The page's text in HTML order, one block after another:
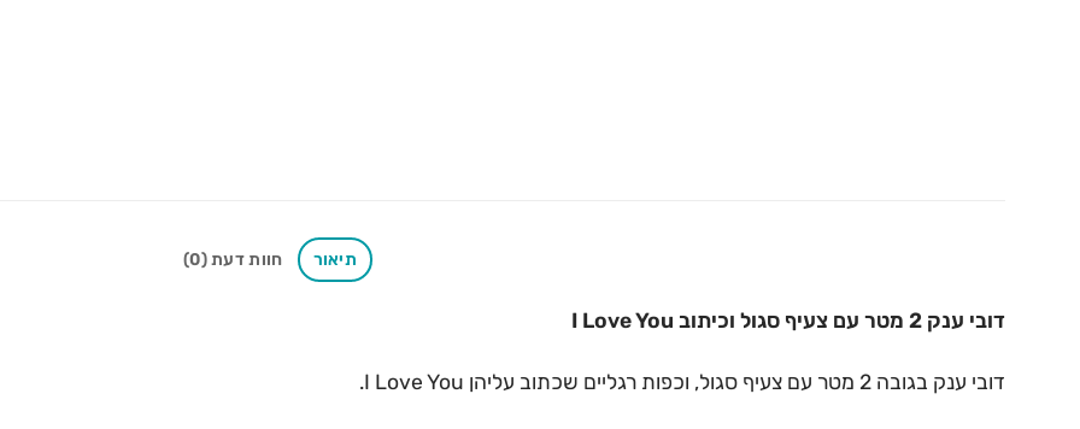
תיאור חוות דעת (0)
דובי ענק 2 מטר עם צעיף סגול וכיתוב I Love You
דובי ענק בגובה 2 מטר עם צעיף סגול, וכפות רגליים שכתוב עליהן I Love You.